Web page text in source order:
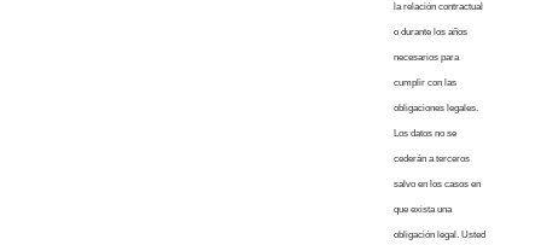
la relación contractual
o durante los años
necesarios para
cumplir con las
obligaciones legales.
Los datos no se
cederán a terceros
salvo en los casos en
que exista una
obligación legal. Usted